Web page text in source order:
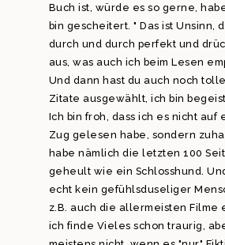
Buch ist, würde es so gerne,
bin gescheitert. " Das ist Unsinn,
durch und durch perfekt und
aus, was auch ich beim Lesen
Und dann hast du auch noch
Zitate ausgewählt, ich bin
Ich bin froh, dass ich es nicht auf
Zug gelesen habe, sondern
habe nämlich die letzten 100
geheult wie ein Schlosshund.
echt kein gefühlsduseliger
z.B. auch die allermeisten Filme
ich finde Vieles schon traurig,